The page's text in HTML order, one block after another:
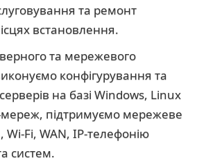
та ремонт
встановлення.
та мережевого
конфігурування та
на базі Windows, Linux
мереж, підтримуємо мережеве
Fi, WAN, IP-телефонію
систем.